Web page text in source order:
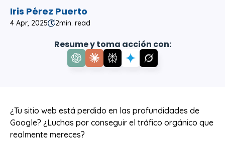
Iris Pérez Puerto
4 Apr, 2025 2min. read
Resume y toma acción con:
¿Tu sitio web está perdido en las profundidades de
Google? ¿Luchas por conseguir el tráfico orgánico que
realmente mereces?